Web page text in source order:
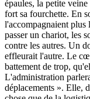
épaules, la petite
fort sa fourchette. En
l'accompagnaient plus
passer un chariot, les
contre les autres. Un
effleurait l'autre. Le
battement de trop,
L'administration
déplacements ». Elle,